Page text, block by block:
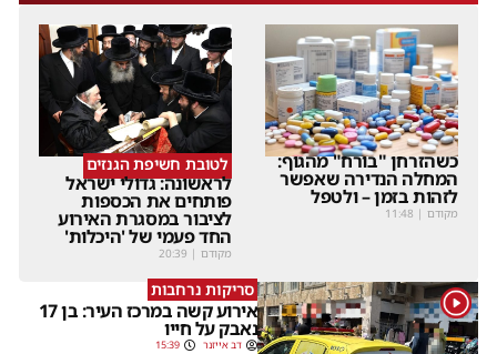
כשהזרחן "בורח" מהגוף:
המחלה הנדירה שאפשר
לזהות בזמן – ולטפל
מקודם |
11:48
לטובת חשיפת הגנזים
לראשונה: גדולי ישראל
פותחים את הכספות
לציבור במסגרת האירוע
החד פעמי של 'היכלות'
מקודם |
20:39
1 סריקות נרחבות
אירוע קשה במרכז העיר: בן 17
נאבק על חייו
דב אייזנר 15:39